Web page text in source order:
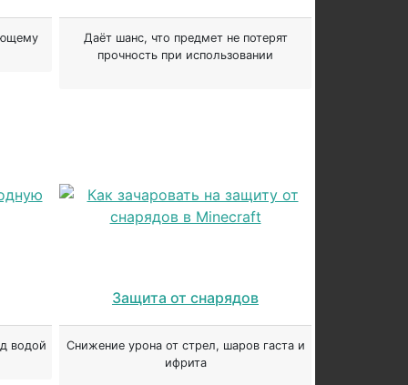
Даёт шанс, что предмет не потерят
прочность при использовании
водой
Защита от снарядов
Снижение урона от стрел, шаров гаста и
ифрита